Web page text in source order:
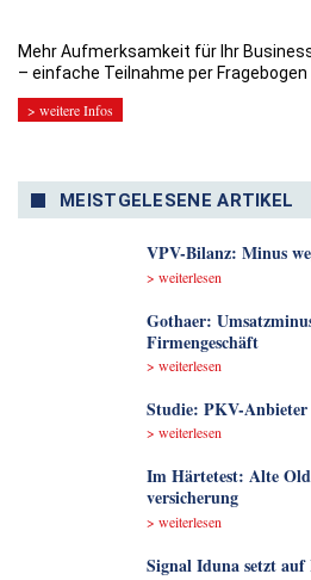
Mehr Aufmerksamkeit für Ihr
– einfache Teilnahme per Fragebogen
> weitere Infos
MEISTGELESENE ARTIKEL
VPV-Bilanz: Minus
> weiterlesen
Gothaer:
Firmengeschäft
> weiterlesen
Studie: PKV-
> weiterlesen
Im Härtetest: Alte
versicherung
> weiterlesen
Signal Iduna setzt